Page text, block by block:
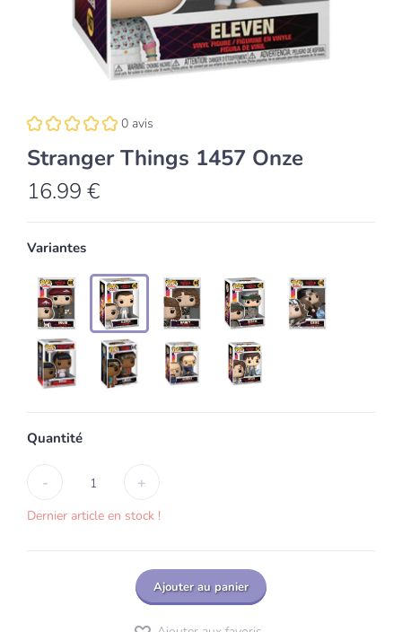
0 avis
Stranger Things 1457 Onze
16.99 €
Variantes
Quantité
- 1 +
Dernier article en stock !
Ajouter au panier